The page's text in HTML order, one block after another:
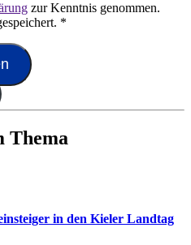
zur Kenntnis genommen.
*
Thema
in den Kieler Landtag